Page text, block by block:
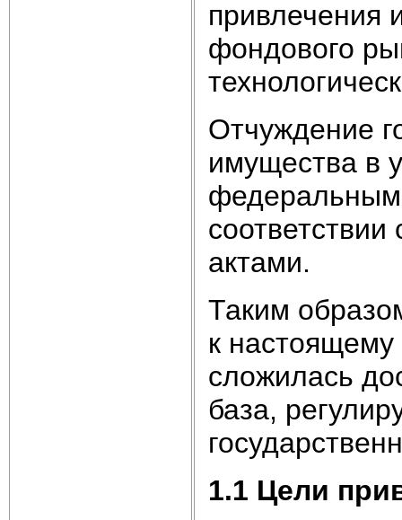
привлечения
фондового
Отчуждение
имущества в
актами.
Таким
к
сложилась
база,
1.1 Цели